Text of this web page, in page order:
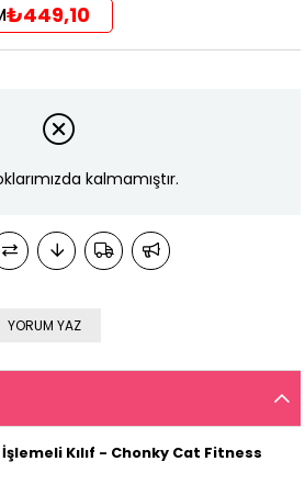
₺449,10
kalmamıştır.
YORUM YAZ
Kılıf - Chonky Cat Fitness